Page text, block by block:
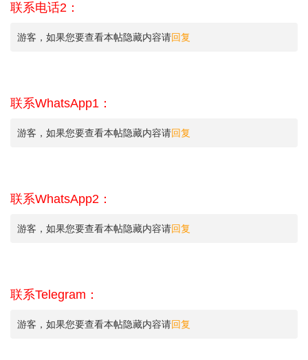
联系电话2：
游客，如果您要查看本帖隐藏内容请回复
联系WhatsApp1：
游客，如果您要查看本帖隐藏内容请回复
联系WhatsApp2：
游客，如果您要查看本帖隐藏内容请回复
联系Telegram：
游客，如果您要查看本帖隐藏内容请回复